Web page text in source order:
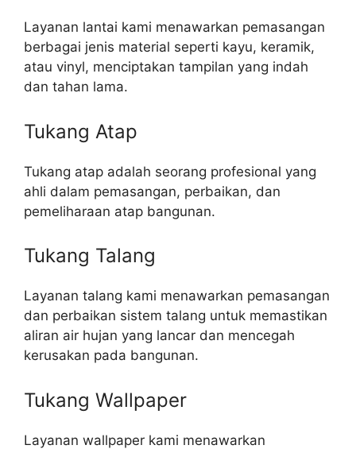
Layanan lantai kami menawarkan pemasangan
berbagai jenis material seperti kayu, keramik,
atau vinyl, menciptakan tampilan yang indah
dan tahan lama.
Tukang Atap
Tukang atap adalah seorang profesional yang
ahli dalam pemasangan, perbaikan, dan
pemeliharaan atap bangunan.
Tukang Talang
Layanan talang kami menawarkan pemasangan
dan perbaikan sistem talang untuk memastikan
aliran air hujan yang lancar dan mencegah
kerusakan pada bangunan.
Tukang Wallpaper
Layanan wallpaper kami menawarkan